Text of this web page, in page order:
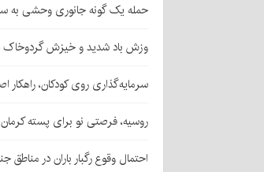
حمله یک گونه جانوری وحشی به ساکنان
وزش باد شدید و خیزش گردوخاک
سرمایه‌گذاری روی کودکان،
روسیه، فرصتی نو برای پسته کرمان
احتمال وقوع رگبار باران در